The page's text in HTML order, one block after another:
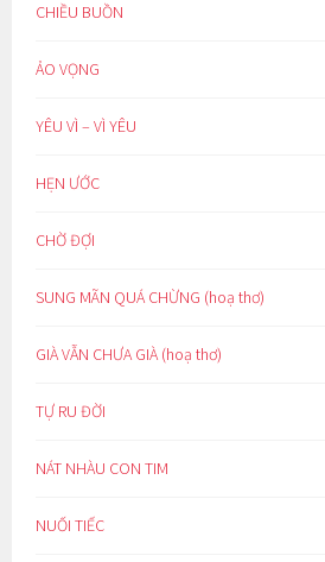
CHIỀU BUỒN
ẢO VỌNG
YÊU VÌ – VÌ YÊU
HẸN ƯỚC
CHỜ ĐỢI
SUNG MÃN QUÁ CHỪNG (hoạ thơ)
GIÀ VẪN CHƯA GIÀ (hoạ thơ)
TỰ RU ĐỜI
NÁT NHÀU CON TIM
NUỐI TIẾC